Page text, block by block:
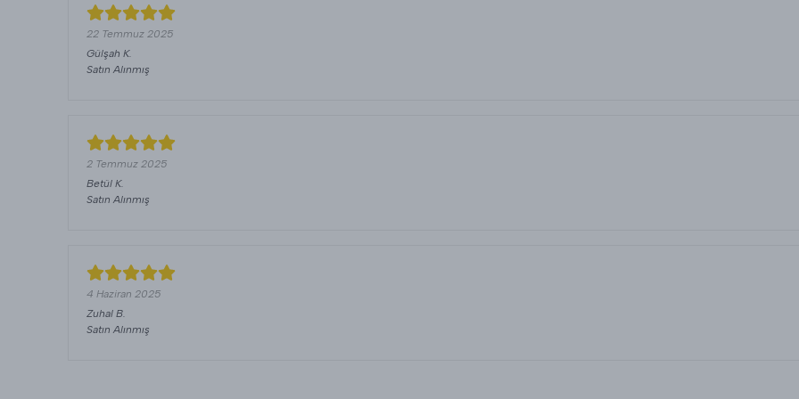
22 Temmuz 2025
Gülşah K.
Satın Alınmış
2 Temmuz 2025
Betül K.
Satın Alınmış
4 Haziran 2025
Zuhal B.
Satın Alınmış